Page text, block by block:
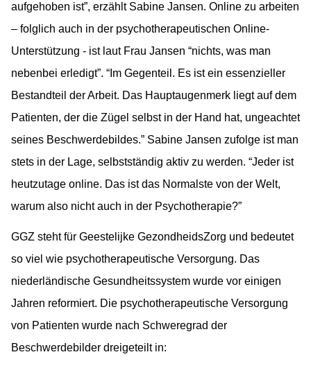
aufgehoben ist”, erzählt Sabine Jansen. Online zu arbeiten
– folglich auch in der psychotherapeutischen Online-
Unterstützung - ist laut Frau Jansen “nichts, was man
nebenbei erledigt”. “Im Gegenteil. Es ist ein essenzieller
Bestandteil der Arbeit. Das Hauptaugenmerk liegt auf dem
Patienten, der die Zügel selbst in der Hand hat, ungeachtet
seines Beschwerdebildes.” Sabine Jansen zufolge ist man
stets in der Lage, selbstständig aktiv zu werden. “Jeder ist
heutzutage online. Das ist das Normalste von der Welt,
warum also nicht auch in der Psychotherapie?”
GGZ steht für Geestelijke GezondheidsZorg und bedeutet
so viel wie psychotherapeutische Versorgung. Das
niederländische Gesundheitssystem wurde vor einigen
Jahren reformiert. Die psychotherapeutische Versorgung
von Patienten wurde nach Schweregrad der
Beschwerdebilder dreigeteilt in: